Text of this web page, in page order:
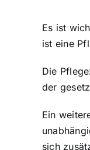
Es ist
ist eine
Die
der
Ein
sich